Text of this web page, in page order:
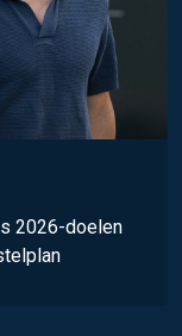
2026-doelen